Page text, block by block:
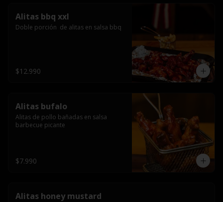
Alitas bbq xxl
Doble porción  de alitas en salsa bbq
$12.990
Alitas bufalo
Alitas de pollo bañadas en salsa
barbecue picante
$7.990
Alitas honey mustard